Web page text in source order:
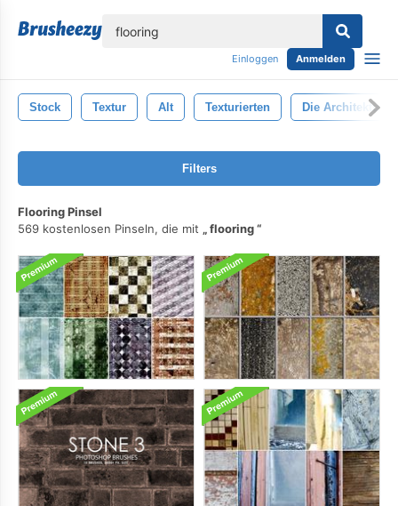
Einloggen Anmelden
Stock Textur Alt Texturierten Die Architektur
Filters
Flooring Pinsel
569 kostenlosen Pinseln, die mit
flooring